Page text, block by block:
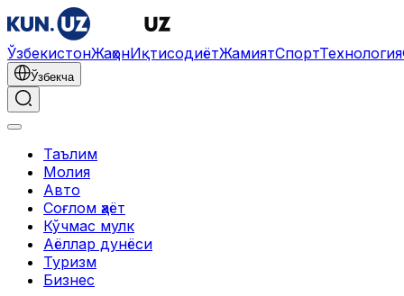
ЎзбекистонЖаҳонИқтисодиётЖамиятСпортТехнология
Ўзбекча
Таълим
Молия
Авто
Соғлом ҳаёт
Кўчмас мулк
Аёллар дунёси
Туризм
Бизнес